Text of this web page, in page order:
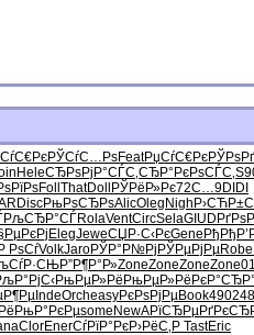
РЎСѓС…РѕFeatРџСѓС€Рє
HeleСЂРѕРјР°СЃС‚СЂР° РєРѕСЃС‚
Foll ThatDoll РЎРёР»Рє72С…9DIDI
DiscРњРѕСЂРѕAlicOleg Nigh
РљСЂР°СЃRolaVentCircSelaGIUD
ElegJeweСЏР·С‹РєGene
РѕСѓVolkJaroРЎР°Р№Рј РЎРµРјРµRobe
Р”Р¶Р°Р»ZoneZoneZoneZone
РњРµР»Рё РњРµР»Рё
IndeOrcheasyРєРѕРјРµBook4902
РњР°РєРµsome NewAРїСЂРµРґ
ClorEnerСѓРїР°РєР›РёС‚Р TastEric